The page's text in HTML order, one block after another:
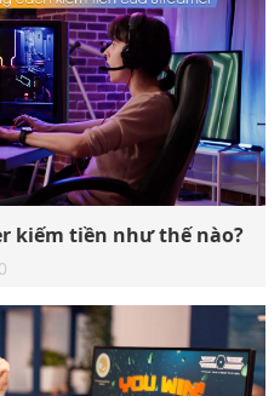
kiếm tiền như thế nào?
0